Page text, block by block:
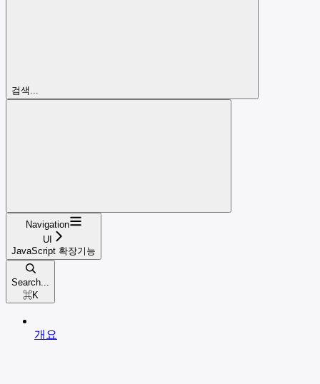
검색...
Navigation
UI
JavaScript 확장기능
Search...
⌘K
개요